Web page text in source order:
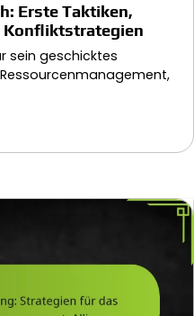
Erste Taktiken,
sein geschicktes